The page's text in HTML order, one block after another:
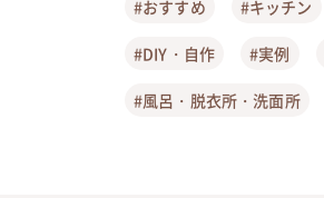
#おすすめ #キッチン
#DIY・自作 #実例
#風呂・脱衣所・洗面所